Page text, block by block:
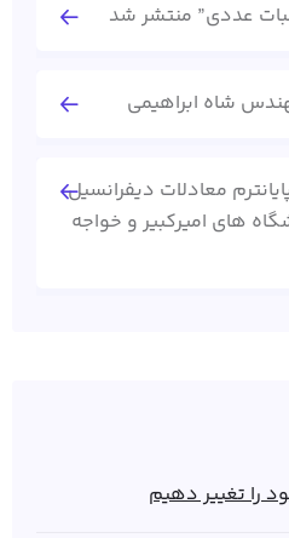
عددی” منتشر شد
معادلات دیفرانسیل
دانشگاه های امیرکبیر و خواجه
را تغییر دهیم